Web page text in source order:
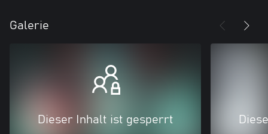
Galerie
Dieser Inhalt ist gesperrt